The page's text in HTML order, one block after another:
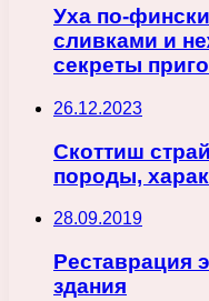
Уха по-
сливками и
секреты
26.12.2023
Скоттиш
породы,
28.09.2019
Реставрация
здания